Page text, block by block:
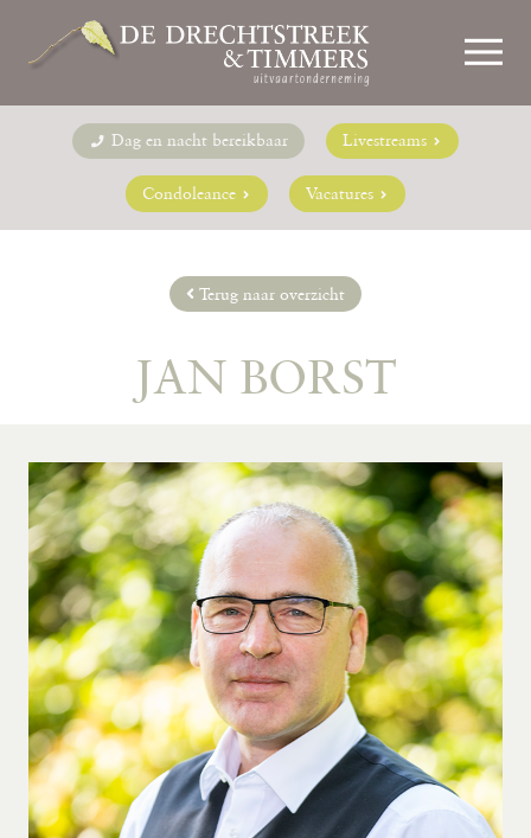
Dag en nacht bereikbaar Livestreams
Condoleance Vacatures
Terug naar overzicht
JAN BORST